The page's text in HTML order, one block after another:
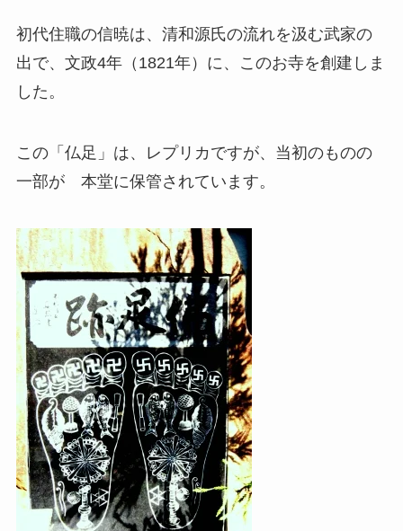
初代住職の信暁は、清和源氏の流れを汲む武家の
出で、文政4年（1821年）に、このお寺を創建しま
した。
この「仏足」は、レプリカですが、当初のものの
一部が 本堂に保管されています。